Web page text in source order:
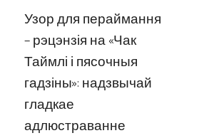
Узор для пераймання
– рэцэнзія на «Чак
Таймлі і пясочныя
гадзіны»: надзвычай
гладкае
адлюстраванне